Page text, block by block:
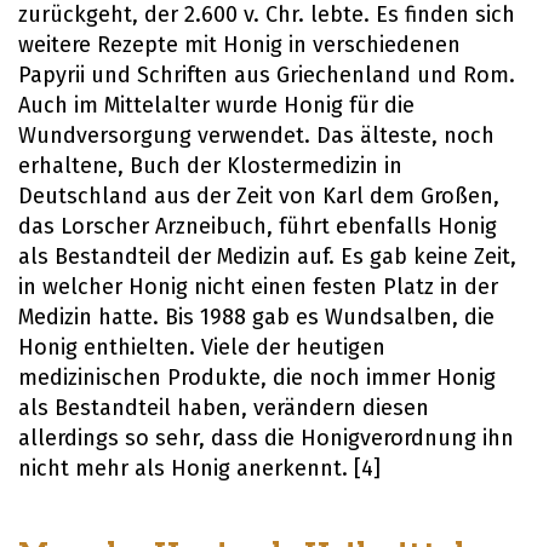
zurückgeht, der 2.600 v. Chr. lebte. Es finden sich
weitere Rezepte mit Honig in verschiedenen
Papyrii und Schriften aus Griechenland und Rom.
Auch im Mittelalter wurde Honig für die
Wundversorgung verwendet. Das älteste, noch
erhaltene, Buch der Klostermedizin in
Deutschland aus der Zeit von Karl dem Großen,
das Lorscher Arzneibuch, führt ebenfalls Honig
als Bestandteil der Medizin auf. Es gab keine Zeit,
in welcher Honig nicht einen festen Platz in der
Medizin hatte. Bis 1988 gab es Wundsalben, die
Honig enthielten. Viele der heutigen
medizinischen Produkte, die noch immer Honig
als Bestandteil haben, verändern diesen
allerdings so sehr, dass die Honigverordnung ihn
nicht mehr als Honig anerkennt. [4]